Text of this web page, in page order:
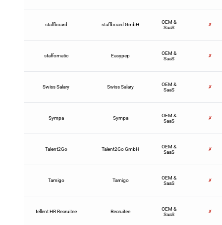
staffboard staffboard GmbH
OEM &
SaaS
✗
staffomatic Easypep
OEM &
SaaS
✗
Swiss Salary Swiss Salary
OEM &
SaaS
✗
Sympa Sympa
OEM &
SaaS
✗
Talent2Go Talent2Go GmbH
OEM &
SaaS
✗
Tamigo Tamigo
OEM &
SaaS
✗
tellent HR Recruitee Recruitee
OEM &
SaaS
✗